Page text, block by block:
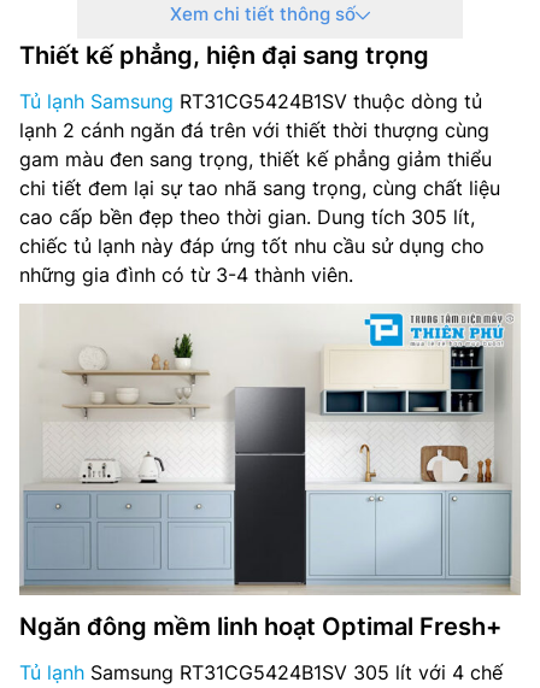
Dung tích ngăn lạnh: 273 lít
Chất liệu cửa tủ lạnh: Thép không gỉ
Chất liệu khay ngăn lạnh: Kính chịu lực
Làm đá tự động: không
Lấy nước bên ngoài: Không
Công nghệ inverter: Digital Inverter
Công suất tiêu thụ: ~ 1.09 kW/ngày
Kích thước tủ lạnh: 1715 x 600 x 647 mm
Hãng sản xuất: Samsung
Xem chi tiết thông số
Thiết kế phẳng, hiện đại sang trọng
Tủ lạnh Samsung RT31CG5424B1SV thuộc dòng tủ
lạnh 2 cánh ngăn đá trên với thiết thời thượng cùng
gam màu đen sang trọng, thiết kế phẳng giảm thiểu
chi tiết đem lại sự tao nhã sang trọng, cùng chất liệu
cao cấp bền đẹp theo thời gian. Dung tích 305 lít,
chiếc tủ lạnh này đáp ứng tốt nhu cầu sử dụng cho
những gia đình có từ 3-4 thành viên.
Ngăn đông mềm linh hoạt Optimal Fresh+
Tủ lạnh Samsung RT31CG5424B1SV 305 lít với 4 chế